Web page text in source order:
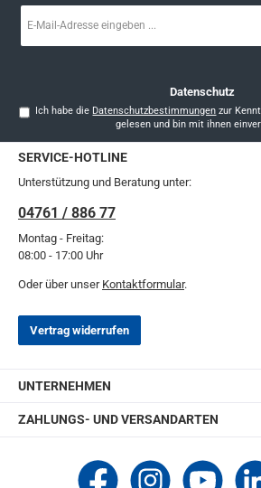
Mail-
Datenschutz
Ich habe die Datenschutzbestimmungen zur
gelesen und bin mit ihnen
SERVICE-HOTLINE
Unterstützung und Beratung unter:
04761 / 886 77
Montag - Freitag:
08:00 - 17:00 Uhr
Oder über unser Kontaktformular.
Vertrag widerrufen
UNTERNEHMEN
ZAHLUNGS- UND VERSANDARTEN
Thomashilfen bei Facebook
Thomashilfen bei Instagram
Thomashilfen bei